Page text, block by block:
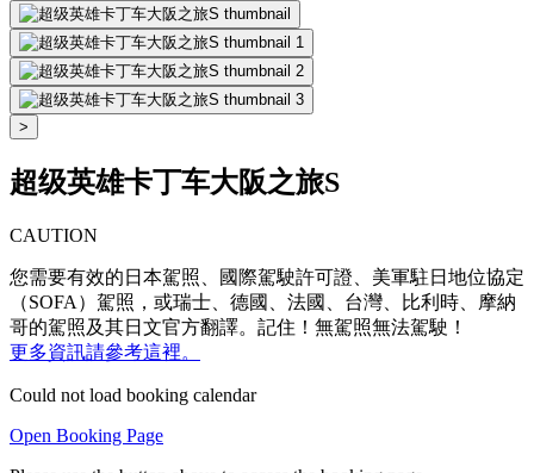
>
超级英雄卡丁车大阪之旅S
CAUTION
您需要有效的日本駕照、國際駕駛許可證、美軍駐日地位協定
（SOFA）駕照，或瑞士、德國、法國、台灣、比利時、摩納
哥的駕照及其日文官方翻譯。記住！無駕照無法駕駛！
更多資訊請參考這裡。
Could not load booking calendar
Open Booking Page